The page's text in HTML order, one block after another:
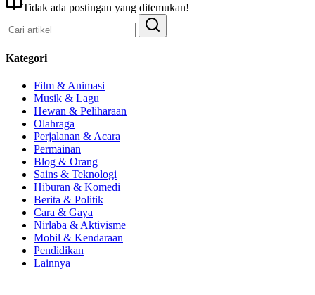
Tidak ada postingan yang ditemukan!
Kategori
Film & Animasi
Musik & Lagu
Hewan & Peliharaan
Olahraga
Perjalanan & Acara
Permainan
Blog & Orang
Sains & Teknologi
Hiburan & Komedi
Berita & Politik
Cara & Gaya
Nirlaba & Aktivisme
Mobil & Kendaraan
Pendidikan
Lainnya